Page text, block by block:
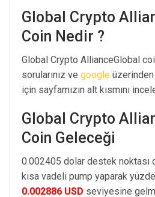
Global Crypto
Coin Nedir ?
Global Crypto AllianceGlobal
sorularınız ve google üzerinden
için sayfamızın alt kısmını
Global Crypto
Coin Geleceği
0.002405 dolar destek noktası
kısa vadeli pump yaparak
0.002886 USD seviyesine